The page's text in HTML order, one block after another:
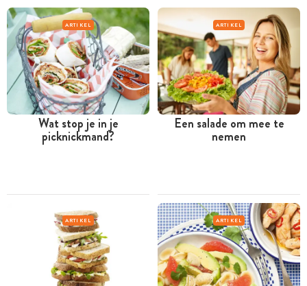
ARTIKEL
Wat stop je in je
picknickmand?
ARTIKEL
Een salade om mee te
nemen
ARTIKEL ARTIKEL